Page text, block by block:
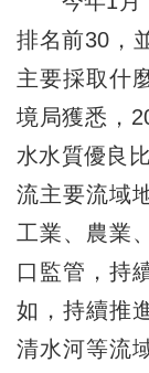
排名前30，
主要採取什
境局獲悉，
水水質優良
流主要流域
工業、農業
口監管，持
如，持續推
清水河等流